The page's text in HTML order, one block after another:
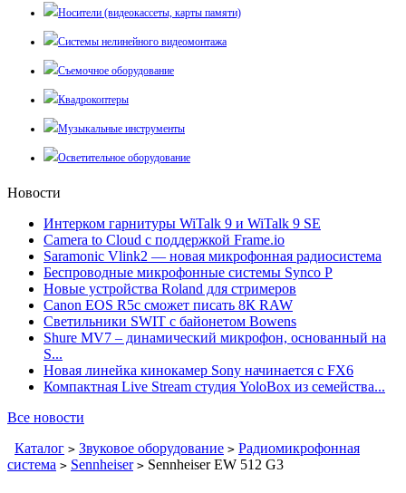
Носители (видеокассеты, карты памяти)
Системы нелинейного видеомонтажа
Съемочное оборудование
Квадрокоптеры
Музыкальные инструменты
Осветительное оборудование
Новости
Интерком гарнитуры WiTalk 9 и WiTalk 9 SE
Camera to Cloud с поддержкой Frame.io
Saramonic Vlink2 — новая микрофонная радиосистема
Беспроводные микрофонные системы Synco P
Новые устройства Roland для стримеров
Canon EOS R5c сможет писать 8К RAW
Светильники SWIT с байонетом Bowens
Shure MV7 – динамический микрофон, основанный на
S...
Новая линейка кинокамер Sony начинается с FX6
Компактная Live Stream студия YoloBox из семейства...
Все новости
Каталог > Звуковое оборудование > Радиомикрофонная
система > Sennheiser > Sennheiser EW 512 G3